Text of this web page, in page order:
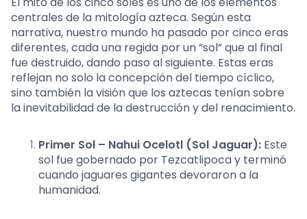
centrales de la mitología azteca. Según esta
narrativa, nuestro mundo ha pasado por cinco eras
diferentes, cada una regida por un “sol” que al final
fue destruido, dando paso al siguiente. Estas eras
reflejan no solo la concepción del tiempo cíclico,
sino también la visión que los aztecas tenían sobre
la inevitabilidad de la destrucción y del renacimiento.
Primer Sol – Nahui Ocelotl (Sol Jaguar): Este
sol fue gobernado por Tezcatlipoca y terminó
cuando jaguares gigantes devoraron a la
humanidad.